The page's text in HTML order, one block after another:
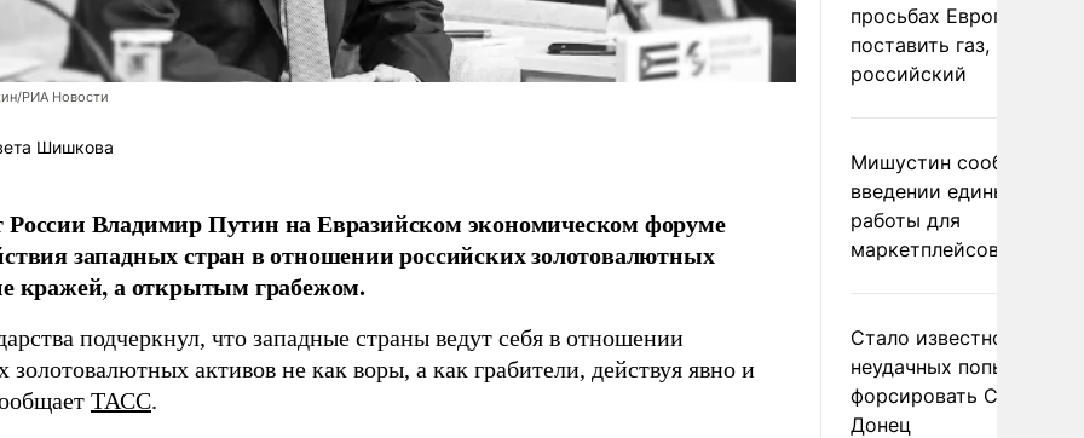
РИА Новости
Шишкова
России Владимир Путин на Евразийском экономическом форуме
западных стран в отношении российских золотовалютных
кражей, а открытым грабежом.
подчеркнул, что западные страны ведут себя в отношении
золотовалютных активов не как воры, а как грабители, действуя явно и
ТАСС.
просьбах Европы
поставить газ, но не
российский
Мишустин сообщил о
введении единых
работы для
маркетплейсов в ЕАЭС
Стало известно о
неудачных попытках
форсировать
Донец